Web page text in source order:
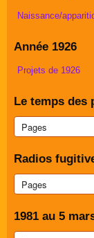
Album Photos
Naissance/
Année 1926
Projets de 1926
Le temps des
Radios
1981 au 5